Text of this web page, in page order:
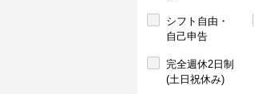
シフト自由・
自己申告
完全週休2日制
(土日祝休み)